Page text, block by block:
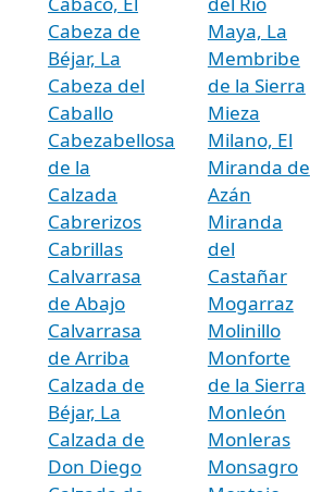
Cabeza de
Béjar, La
Cabeza del
Caballo
Cabezabellosa
de la
Calzada
Cabrerizos
Cabrillas
Calvarrasa
de Abajo
Calvarrasa
de Arriba
Calzada de
Béjar, La
Calzada de
Don Diego
Maya, La
Membribe
de la Sierra
Mieza
Milano, El
Miranda de
Azán
Miranda
del
Castañar
Mogarraz
Molinillo
Monforte
de la Sierra
Monleón
Monleras
Monsagro